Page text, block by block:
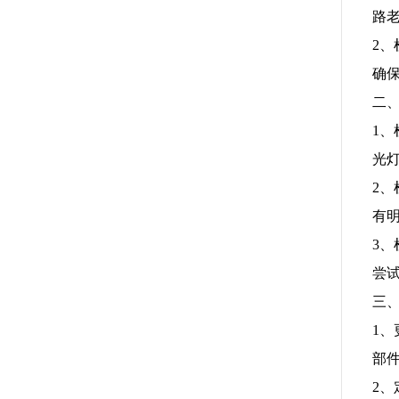
路
2、
确
二
1、
光
2、
有
3、
尝
三
1、
部
2、